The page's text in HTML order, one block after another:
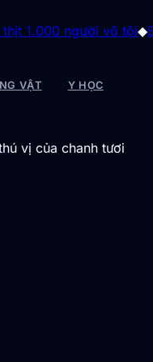
vô tội◆Bắn 15 mũi tên
VẬT Y HỌC
vị của chanh tươi